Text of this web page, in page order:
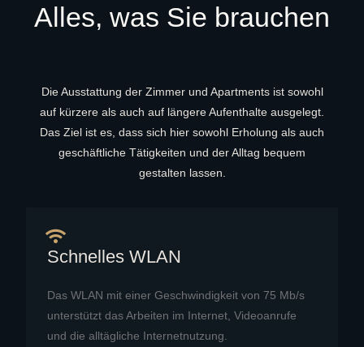
Alles, was Sie brauchen
Die Ausstattung der Zimmer und Apartments ist sowohl
auf kürzere als auch auf längere Aufenthalte ausgelegt.
Das Ziel ist es, dass sich hier sowohl Erholung als auch
geschäftliche Tätigkeiten und der Alltag bequem
gestalten lassen.
Schnelles WLAN
Das WLAN mit einer Geschwindigkeit von 75 Mb/s
unterstützt das Arbeiten im Internet, Videoanrufe
und die alltägliche Internetnutzung.